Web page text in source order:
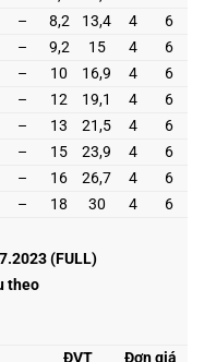
– 8,2 13,4 4
6
– 9,2 15 4
6
– 10 16,9 4
6
– 12 19,1 4
6
– 13 21,5 4
6
– 15 23,9 4
6
– 16 26,7 4
6
– 18 30 4 6
(FULL)
theo
ĐVT
Đơn giá